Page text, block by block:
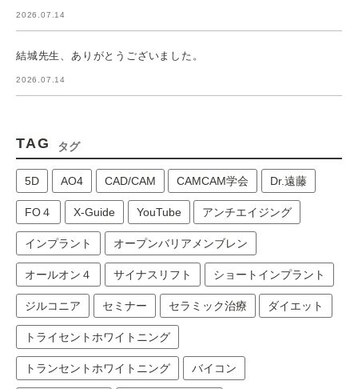
2026.07.14
結城先生、ありがとうございました。
2026.07.14
TAG タグ
5D AO4 CAD/CAM CAMCAM学会 Dr.遠藤
FO４ X-Guide YouTube アンチエイジング
インプラント オープンバリアメンブレン
オールオン４ サイナスリフト ショートインプラント
ジルコニア セミナー セラミック治療 ダイエット
トライセントホワイトニング
トランセントホワイトニング バイコン